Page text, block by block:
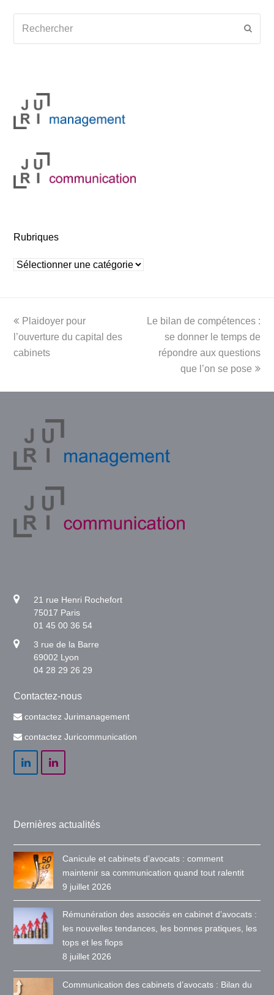
Rubriques
Rubriques
previous
post:
Plaidoyer pour
l’ouverture du capital des
cabinets
next
post:
Le bilan de compétences :
se donner le temps de
répondre aux questions
que l’on se pose
21 rue Henri Rochefort
75017 Paris
01 45 00 36 54
3 rue de la Barre
69002 Lyon
04 28 29 26 29
Contactez-nous
contactez Jurimanagement
contactez Juricommunication
LinkedInLinkedIn
Dernières actualités
Canicule et cabinets d’avocats : comment
maintenir sa communication quand tout ralentit
9 juillet 2026
Rémunération des associés en cabinet d’avocats :
les nouvelles tendances, les bonnes pratiques, les
tops et les flops
8 juillet 2026
Communication des cabinets d’avocats : Bilan du